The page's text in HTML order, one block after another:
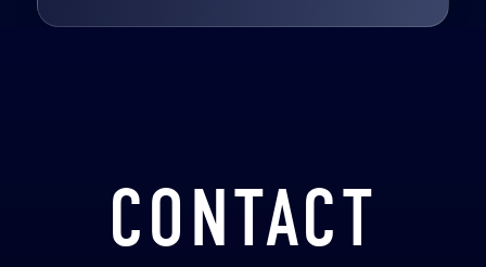
CONTACT